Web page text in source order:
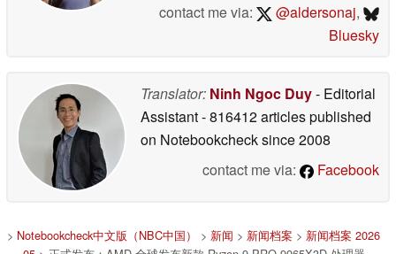
contact me via:
@aldersonaj,
Bluesky
Translator: Ninh Ngoc Duy- Editorial
Assistant- 816412 articles published
on Notebookchecksince 2008
contact me via:
Facebook
> Notebookcheck中文版（NBC中国） > 新闻 > 新闻档案 > 新闻档案 2026